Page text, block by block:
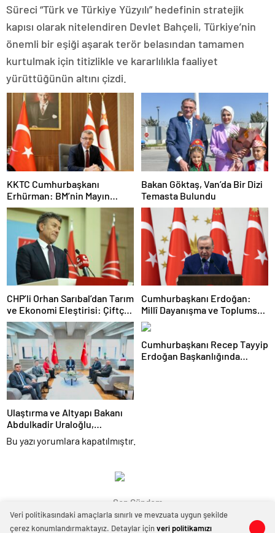
0 0
Süreci “Türk ve Türkiye Yüzyılı” hedefinin stratejik
kapısı olarak nitelendiren Devlet Bahçeli, Türkiye’nin
önemli bir eşiği aşarak terör belasından tamamen
kurtulmak için titizlikle ve kararlılıkla faaliyet
yürüttüğünün altını çizdi.
KKTC Cumhurbaşkanı
Erhürman: BM’nin Mayın
Temizleme Önerisi Rum
Tarafınca Reddedildi
Bakan Göktaş, Van’da Bir Dizi
Temasta Bulundu
CHP’li Orhan Sarıbal’dan Tarım
ve Ekonomi Eleştirisi: Çiftçi
Kaderiyle Baş Başa Kaldı
Cumhurbaşkanı Erdoğan:
Millî Dayanışma ve Toplumsal
Bütünleşmenin
Güçlendirilmesine Dair Kanun
Teklifi Gazi Meclisimizin
Takdirine Sunuldu
Ulaştırma ve Altyapı Bakanı
Abdulkadir Uraloğlu,
Afyonkarahisar Belediye
Başkanlarıyla Bir Araya Geldi
Cumhurbaşkanı Recep Tayyip
Erdoğan Başkanlığında
Bu yazı yorumlara kapatılmıştır.
Son Gündem
Veri politikasındaki amaçlarla sınırlı ve mevzuata uygun şekilde
çerez konumlandırmaktayız. Detaylar içinveri politikamızı